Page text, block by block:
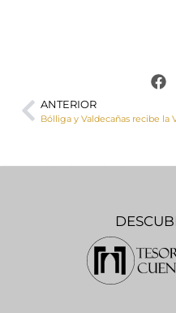
ANTERIOR